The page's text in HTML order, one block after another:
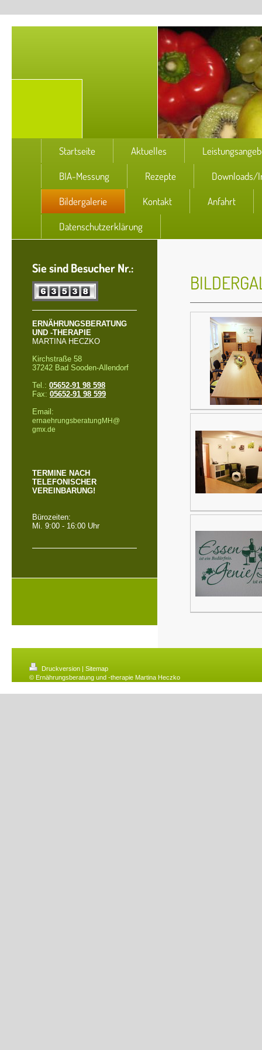
Startseite Aktuelles
BIA-Messung Rezepte Downloads/
Bildergalerie Kontakt Anfahrt
Datenschutzerklärung
Sie sind Besucher Nr.:
ERNÄHRUNGSBERATUNG
UND -THERAPIE
MARTINA HECZKO
Kirchstraße 58
37242 Bad Sooden-Allendorf
Tel.: 05652-91 98 598
Fax: 05652-91 98 599
Email:
ernaehrungsberatungMH@
gmx.de
TERMINE NACH
TELEFONISCHER
VEREINBARUNG!
Bürozeiten:
Mi. 9:00 - 16:00 Uhr
Druckversion | Sitemap
© Ernährungsberatung und -therapie Martina Heczko